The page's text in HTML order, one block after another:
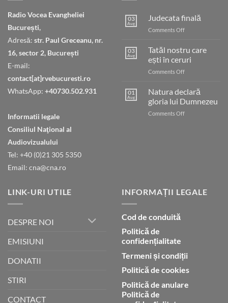
Radio Vocea Evangheliei
București,
Adresă: str. Paul Greceanu, nr.
16, sector 2, București
E-mail:
contact[at]rvebucuresti.ro
WhatsApp: +40730.502.931
Informatii legale
Consiliul Naţional al
Audiovizualului
Tel: +40 (0)21 305 5350
Email: cna@cna.ro
03
Aug
Judecata finală
Comments Offon
03
Aug
Tatăl nostru care
ești în ceruri
Comments Offon
nostru
ești
în
01
Aug
Natura declară
gloria lui Dumnezeu
Comments Offon
LINK-URI UTILE
DESPRE NOI
EMISIUNI
DONATII
STIRI
CONTACT
INFORMAȚII LEGALE
Cod de conduită
Politică de
confidențialitate
Termeni și condiții
Politică de cookies
Politică de anulare
Politică de